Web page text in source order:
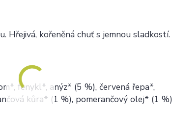
Hřejivá, kořeněná chuť s jemnou sladkostí.
fenykl*, anýz* (5 %), červená řepa*,
kůra* (1 %), pomerančový olej* (1